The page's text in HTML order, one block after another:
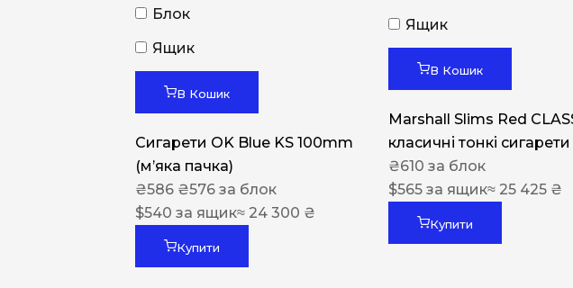
Блок
Ящик
В Кошик
Сигарети OK Blue KS 100mm
(м’яка пачка)
₴586 ₴576 за блок
$540 за ящик≈ 24 300 ₴
Купити
Ящик
В Кошик
Marshall Slims Red
класичні тонкі
₴610 за блок
$565 за ящик≈ 25 425 ₴
Купити